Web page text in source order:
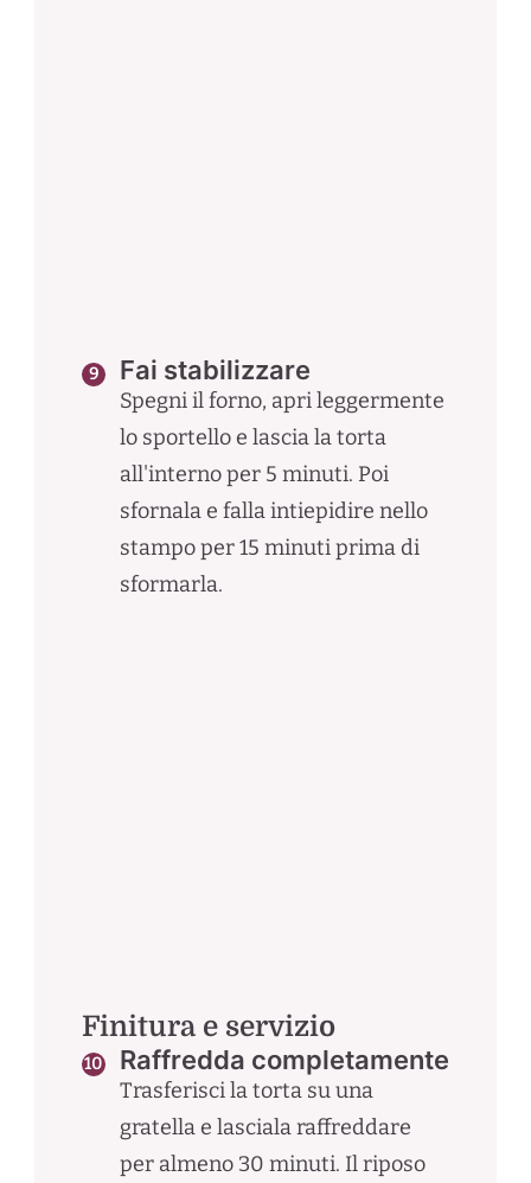
Fai stabilizzare
Spegni il forno, apri leggermente
lo sportello e lascia la torta
all'interno per 5 minuti. Poi
sfornala e falla intiepidire nello
stampo per 15 minuti prima di
sformarla.
Finitura e servizio
Raffredda completamente
Trasferisci la torta su una
gratella e lasciala raffreddare
per almeno 30 minuti. Il riposo